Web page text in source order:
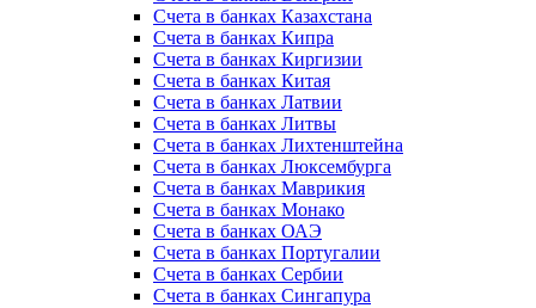
Счета в банках Казахстана
Счета в банках Кипра
Счета в банках Киргизии
Счета в банках Китая
Счета в банках Латвии
Счета в банках Литвы
Счета в банках Лихтенштейна
Счета в банках Люксембурга
Счета в банках Маврикия
Счета в банках Монако
Счета в банках ОАЭ
Счета в банках Португалии
Счета в банках Сербии
Счета в банках Сингапура